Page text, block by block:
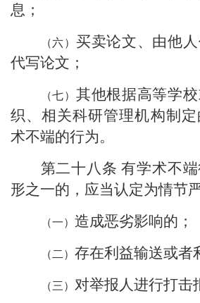
息；
买卖论文、由他
代写论文；
其他根据高等学
织、相关科研管理机构制
术不端的行为。
第二十八条 有学术不
形之一的，应当认定为情节
造成恶劣影响的；
存在利益输送或者
对举报人进行打击